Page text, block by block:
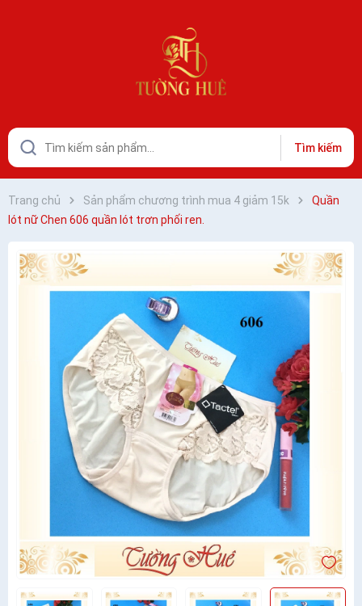
Tìm kiếm
Trang chủ Sản phẩm chương trình mua 4 giảm 15k
Quần
lót nữ Chen 606 quần lót trơn phối ren.